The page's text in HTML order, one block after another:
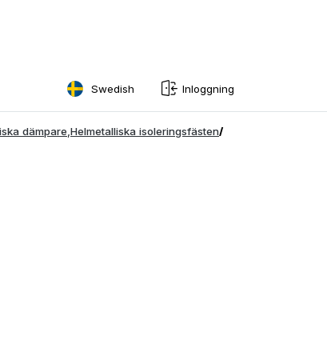
Swedish Inloggning
dämpare,Helmetalliska isoleringsfästen/